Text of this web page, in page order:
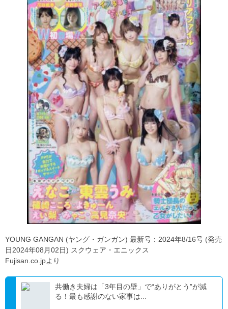
YOUNG GANGAN (ヤング・ガンガン) 最新号：2024年8/16号 (発売
日2024年08月02日) スクウェア・エニックス
Fujisan.co.jpより
共働き夫婦は「3年目の壁」で“ありがとう”が減
る！最も感謝のない家事は...